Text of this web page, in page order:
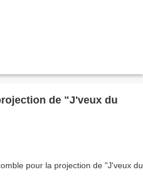
de "J'veux du